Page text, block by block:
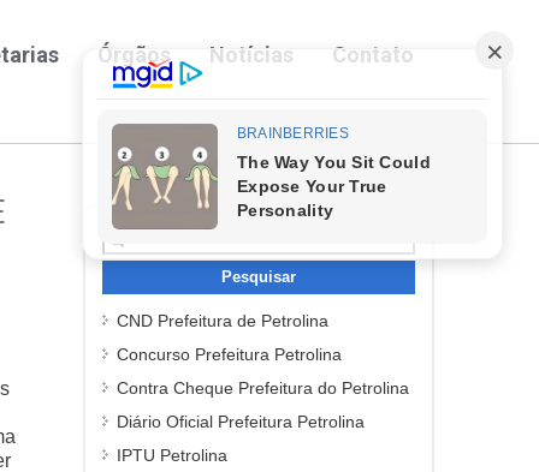
Órgãos Notícias Contato
Pesquisar
por:
CND Prefeitura de Petrolina
Concurso Prefeitura Petrolina
Contra Cheque Prefeitura do Petrolina
Diário Oficial Prefeitura Petrolina
IPTU Petrolina